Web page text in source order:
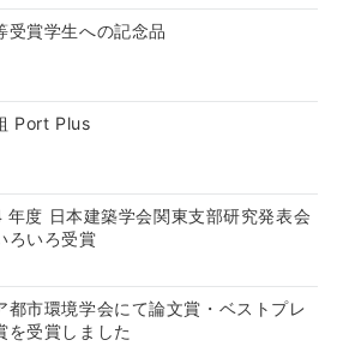
受賞学生への記念品
Port Plus
度 日本建築学会関東支部研究発表会
ろいろ受賞
都市環境学会にて論文賞・ベストプレ
を受賞しました